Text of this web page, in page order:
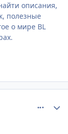
описания,
полезные
о мире BL